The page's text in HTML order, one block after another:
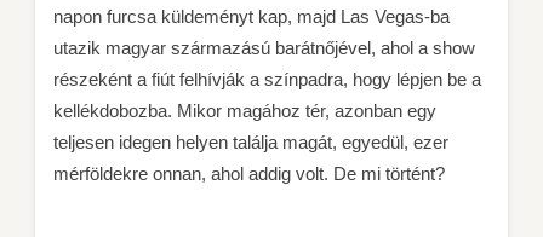
napon furcsa küldeményt kap, majd Las Vegas-ba
utazik magyar származású barátnőjével, ahol a show
részeként a fiút felhívják a színpadra, hogy lépjen be a
kellékdobozba. Mikor magához tér, azonban egy
teljesen idegen helyen találja magát, egyedül, ezer
mérföldekre onnan, ahol addig volt. De mi történt?